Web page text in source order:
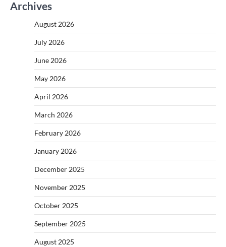
Archives
August 2026
July 2026
June 2026
May 2026
April 2026
March 2026
February 2026
January 2026
December 2025
November 2025
October 2025
September 2025
August 2025